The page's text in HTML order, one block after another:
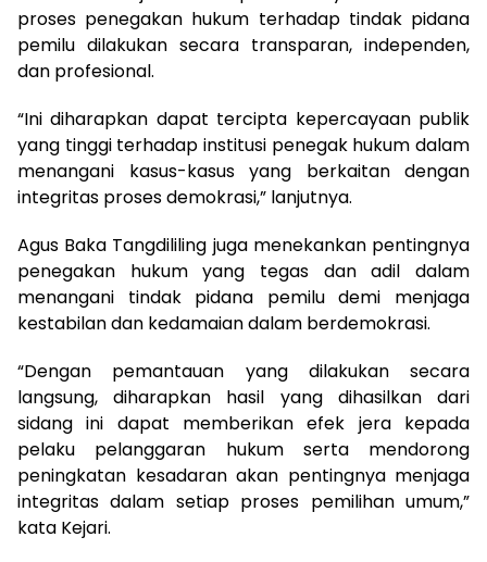
proses penegakan hukum terhadap tindak pidana
pemilu dilakukan secara transparan, independen,
dan profesional.
“Ini diharapkan dapat tercipta kepercayaan publik
yang tinggi terhadap institusi penegak hukum dalam
menangani kasus-kasus yang berkaitan dengan
integritas proses demokrasi,” lanjutnya.
Agus Baka Tangdililing juga menekankan pentingnya
penegakan hukum yang tegas dan adil dalam
menangani tindak pidana pemilu demi menjaga
kestabilan dan kedamaian dalam berdemokrasi.
“Dengan pemantauan yang dilakukan secara
langsung, diharapkan hasil yang dihasilkan dari
sidang ini dapat memberikan efek jera kepada
pelaku pelanggaran hukum serta mendorong
peningkatan kesadaran akan pentingnya menjaga
integritas dalam setiap proses pemilihan umum,”
kata Kejari.